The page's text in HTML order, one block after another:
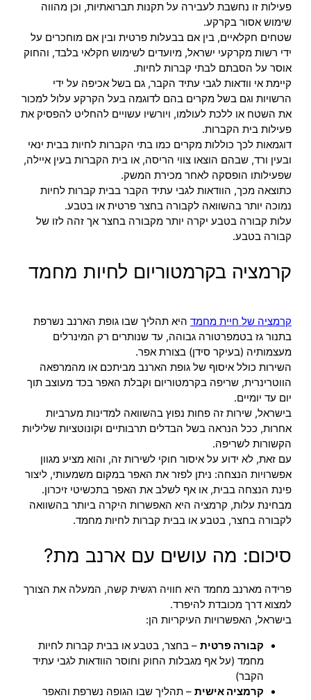
פעילות זו נחשבת לעבירה על תקנות תברואתיות, וכן מהווה
שימוש אסור בקרקע.
שטחים חקלאיים, בין אם בבעלות פרטית ובין אם מוחכרים על
ידי רשות מקרקעי ישראל, מיועדים לשימוש חקלאי בלבד, והחוק
אוסר על הסבתם לבתי קברות לחיות.
קיימת אי וודאות לגבי עתיד הקבר, גם בשל אכיפה על ידי
הרשויות וגם בשל מקרים בהם לדוגמה בעל הקרקע עלול למכור
את השטח או ללכת לעולמו, ויורשיו עשויים להחליט להפסיק את
פעילות בית הקברות.
דוגמאות לכך כוללות מקרים כמו בתי הקברות לחיות בבית ינאי
ובעין ורד, שבהם הוצאו צווי הריסה, או בית הקברות בעין איילה,
שפעילותו הופסקה לאחר מכירת המשק.
כתוצאה מכך, הוודאות לגבי עתיד הקבר בבית קברות לחיות
נמוכה יותר בהשוואה לקבורה בחצר פרטית או בטבע.
עלות קבורה בטבע יקרה יותר מקבורה בחצר אך זהה לזו של
קבורה בטבע.
קרמציה בקרמטוריום לחיות מחמד
קרמציה של חיית מחמד היא תהליך שבו גופת הארנב נשרפת
בתנור גז בטמפרטורה גבוהה, עד שנותרים רק המינרלים
מעצמותיה (בעיקר סידן) בצורת אפר.
השירות כולל איסוף של גופת הארנב מביתכם או מהמרפאה
הווטרינרית, שריפה בקרמטוריום וקבלת האפר בכד מעוצב תוך
יום עד יומיים.
בישראל, שירות זה פחות נפוץ בהשוואה למדינות מערביות
אחרות, ככל הנראה בשל הבדלים תרבותיים וקונוטציות שליליות
הקשורות לשריפה.
עם זאת, לא ידוע על איסור חוקי לשירות זה, והוא מציע מגוון
אפשרויות הנצחה: ניתן לפזר את האפר במקום משמעותי, ליצור
פינת הנצחה בבית, או אף לשלב את האפר בתכשיטי זיכרון.
מבחינת עלות, קרמציה היא האפשרות היקרה ביותר בהשוואה
לקבורה בחצר, בטבע או בבית קברות לחיות מחמד.
סיכום: מה עושים עם ארנב מת?
פרידה מארנב מחמד היא חוויה רגשית קשה, המעלה את הצורך
למצוא דרך מכובדת להיפרד.
בישראל, האפשרויות העיקריות הן:
קבורה פרטית – בחצר, בטבע או בבית קברות לחיות
מחמד (על אף מגבלות החוק וחוסר הוודאות לגבי עתיד
הקבר)
קרמציה אישית – תהליך שבו הגופה נשרפת והאפר